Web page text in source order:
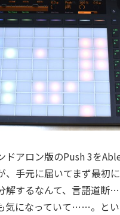
ドアロン版のPush 3を
手元に届いてまず最初に
解するなんて、言語道断
気になっていて……。と